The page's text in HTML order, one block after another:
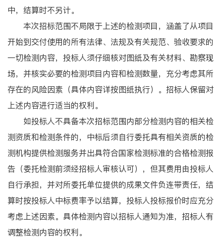
中，结算时不另计。
本次招标范围不局限于上述的检测项目，涵盖了从项目
开始到交付使用的所有法律、法规及有关规范、验收要求的
一切检测内容，投标人须仔细核对图纸及有关材料、勘察现
场，并核实必要的检测项目内容和检测数量，充分考虑其所
存在的风险因素（具体内容详按图纸执行）。招标人保留对
上述内容进行适当的权利。
如投标人不具备本次招标范围内部分检测内容的相关检
测资质和检测条件的，中标后须自行委托具有相关资质的检
测机构提供检测服务并出具符合国家检测标准的合格检测报
告（委托检测前须经招标人审核认可），但其费用由投标人
自行承担，并对所委托单位提供的成果文件负连带责任，结
算时按投标人中标费率予以结算，投标人投标报价时应充分
考虑上述因素。具体检测内容以招标人通知为准，招标人有
调整检测内容的权利。